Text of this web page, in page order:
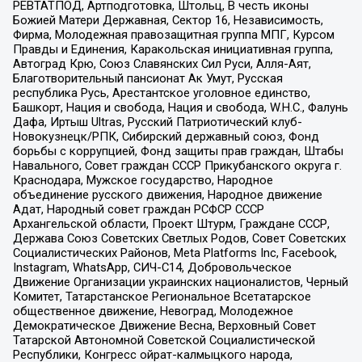
РЕВТАТПОД, Артподготовка, Штольц, В честь иконы
Божией Матери Державная, Сектор 16, Независимость,
Фирма, Молодежная правозащитная группа МПГ, Курсом
Правды и Единения, Каракольская инициативная группа,
Автоград Крю, Союз Славянских Сил Руси, Алля-Аят,
Благотворительный пансионат Ак Умут, Русская
республика Русь, Арестантское уголовное единство,
Башкорт, Нация и свобода, Нация и свобода, W.H.С., Фалунь
Дафа, Иртыш Ultras, Русский Патриотический клуб-
Новокузнецк/РПК, Сибирский державный союз, Фонд
борьбы с коррупцией, Фонд защиты прав граждан, Штабы
Навального, Совет граждан СССР Прикубанского округа г.
Краснодара, Мужское государство, Народное
объединение русского движения, Народное движение
Адат, Народный совет граждан РСФСР СССР
Архангельской области, Проект Штурм, Граждане СССР,
Держава Союз Советских Светлых Родов, Совет Советских
Социалистических Районов, Meta Platforms Inc, Facebook,
Instagram, WhatsApp, СИЧ-С14, Добровольческое
Движение Организации украинских националистов, Черный
Комитет, Татарстанское Региональное Всетатарское
общественное движение, Невоград, Молодежное
Демократическое Движение Весна, Верховный Совет
Татарской Автономной Советской Социалистической
Республики, Конгресс ойрат-калмыцкого народа,